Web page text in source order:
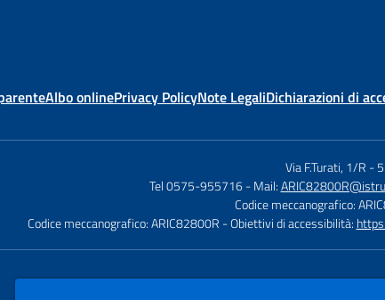
Albo onlinePrivacy PolicyNote LegaliDichiarazioni di
Via F.Turati, 1/R -
Tel 0575-955716 - Mail:
Codice meccanografico:
Codice meccanografico: ARIC82800R - Obiettivi di accessibilità: